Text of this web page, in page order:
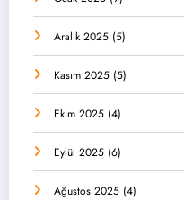
Aralık 2025 (5)
Kasım 2025 (5)
Ekim 2025 (4)
Eylül 2025 (6)
Ağustos 2025 (4)